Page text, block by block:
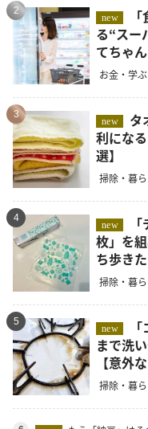
2
new
る“スー
てちゃ
お金・学ぶ
3
new
利にな
選】
掃除・暮
4
new
枚」を
ち歩き
掃除・暮
5
new
まで洗
【意外
掃除・暮